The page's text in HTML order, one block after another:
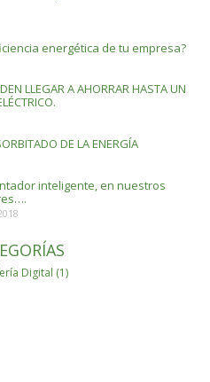
energética de tu empresa?
LLEGAR A AHORRAR HASTA UN
DE LA ENERGÍA
inteligente, en nuestros
Digital (1)